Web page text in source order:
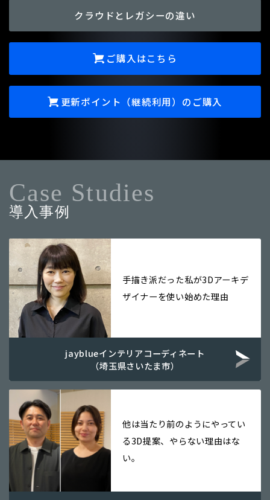
クラウドとレガシーの違い
ご購入はこちら
更新ポイント（継続利用）のご購入
Case Studies
導入事例
手描き派だった私が3Dアーキデ
ザイナーを使い始めた理由
jayblueインテリアコーディネート
（埼玉県さいたま市）
他は当たり前のようにやってい
る3D提案、やらない理由はな
い。